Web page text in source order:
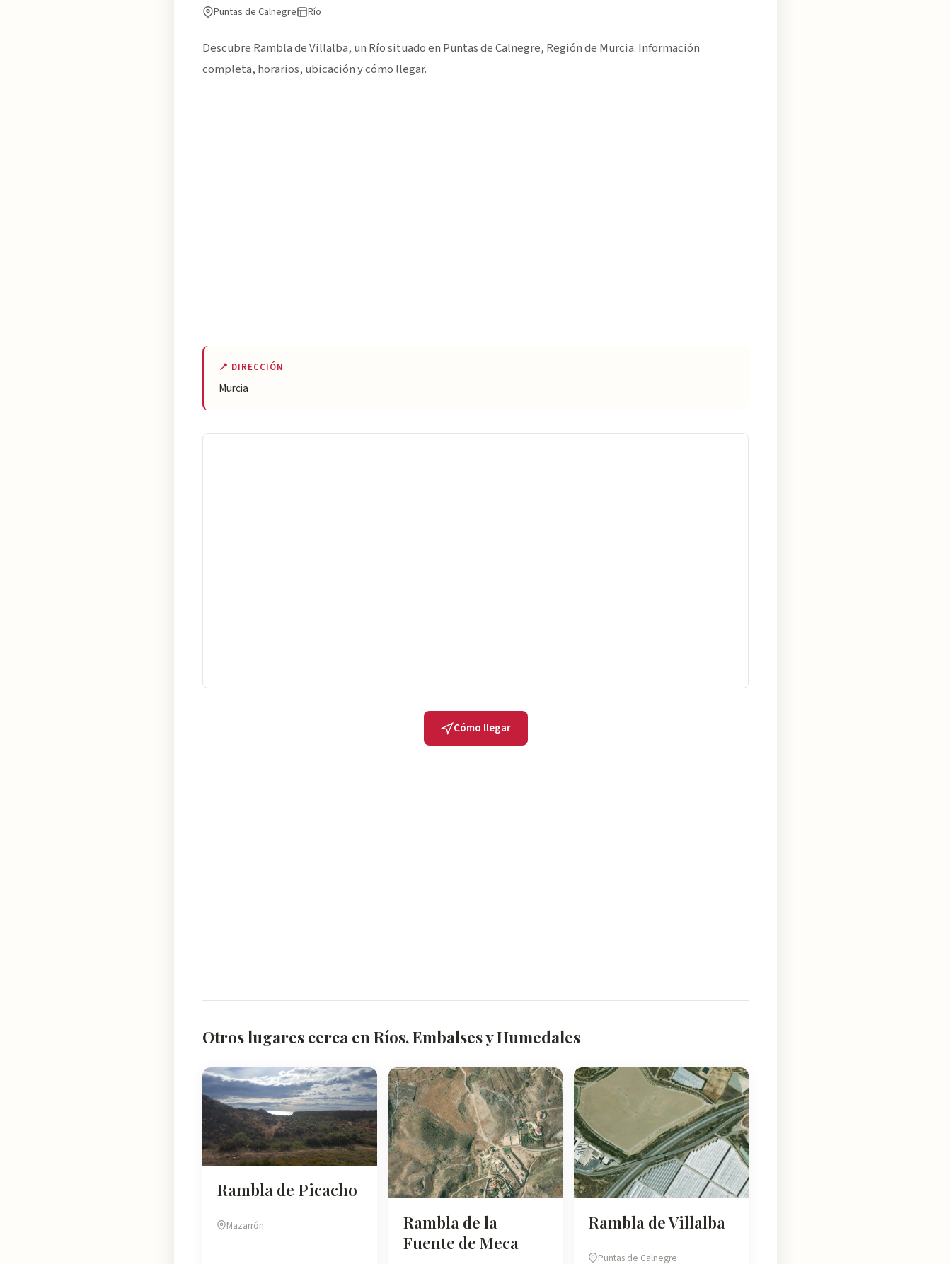
Puntas de Calnegre Río
Descubre Rambla de Villalba, un Río situado en Puntas de Calnegre, Región de Murcia. Información
completa, horarios, ubicación y cómo llegar.
📍 DIRECCIÓN
Murcia
Cómo llegar
Otros lugares cerca en Ríos, Embalses y Humedales
Rambla de Picacho
Mazarrón
Rambla de la
Fuente de Meca
Rambla de Villalba
Puntas de Calnegre